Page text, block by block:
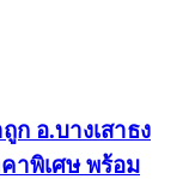
อ.บางเสาธง
าพิเศษ พร้อม